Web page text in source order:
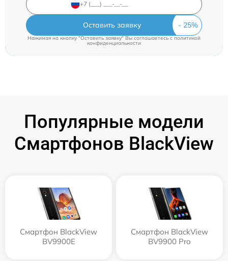
Оставить заявку
Нажимая на кнопку "Оставить заявку" Вы соглашаетесь cполитикой
конфиденциальности
Популярные модели
Смартфонов BlackView
Смартфон BlackView
BV9900E
Смартфон BlackView
BV9900 Pro